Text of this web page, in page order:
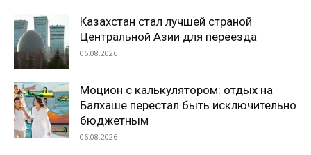
Казахстан стал лучшей страной
Центральной Азии для переезда
06.08.2026
Моцион с калькулятором: отдых на
Балхаше перестал быть исключительно
бюджетным
06.08.2026